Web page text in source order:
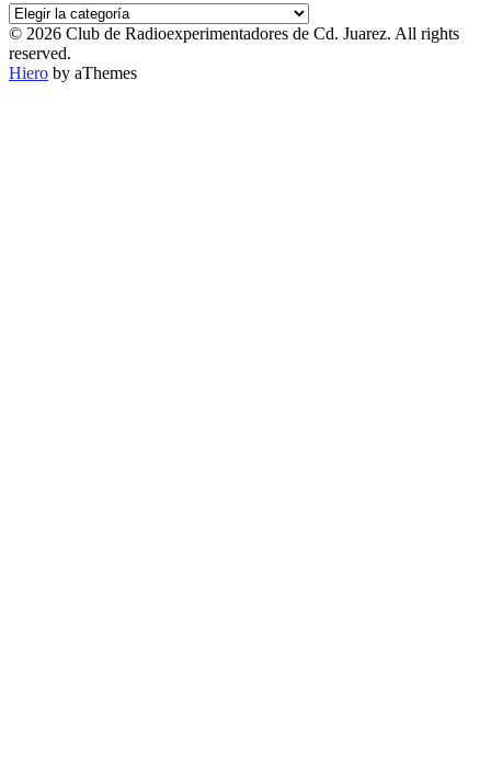
PUBLICACIONES
POR
CATEGORÍA
© 2026 Club de Radioexperimentadores de Cd. Juarez. All rights
reserved.
Hiero by aThemes